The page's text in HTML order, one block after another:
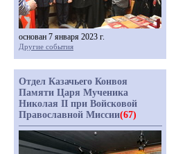
основан 7 января 2023 г.
Другие события
Отдел Казачьего Конвоя
Памяти Царя Мученика
Николая II при Войсковой
Православной Миссии(67)